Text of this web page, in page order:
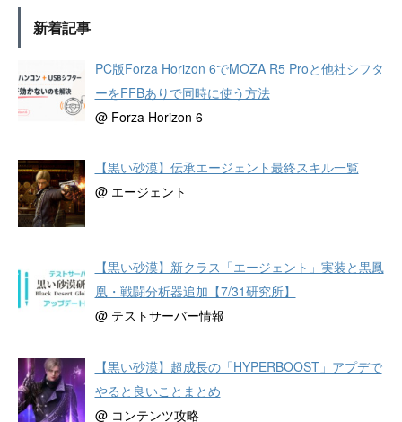
新着記事
PC版Forza Horizon 6でMOZA R5 Proと他社シフタ
ーをFFBありで同時に使う方法
@ Forza Horizon 6
【黒い砂漠】伝承エージェント最終スキル一覧
@ エージェント
【黒い砂漠】新クラス「エージェント」実装と黒鳳
凰・戦闘分析器追加【7/31研究所】
@ テストサーバー情報
【黒い砂漠】超成長の「HYPERBOOST」アプデで
やると良いことまとめ
@ コンテンツ攻略